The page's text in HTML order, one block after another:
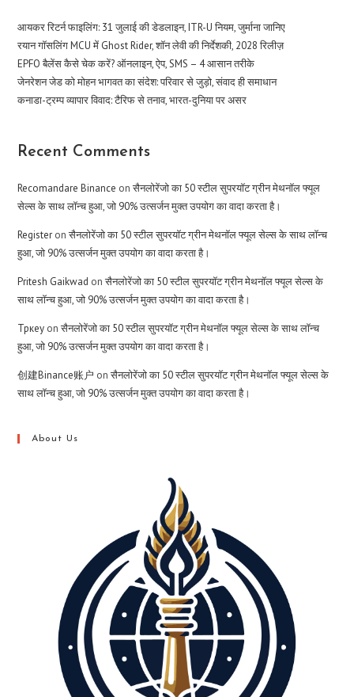
आयकर रिटर्न फाइलिंग: 31 जुलाई की डेडलाइन, ITR-U नियम, जुर्माना जानिए
रयान गॉसलिंग MCU में Ghost Rider, शॉन लेवी की निर्देशकी, 2028 रिलीज़
EPFO बैलेंस कैसे चेक करें? ऑनलाइन, ऐप, SMS – 4 आसान तरीके
जेनरेशन जेड को मोहन भागवत का संदेश: परिवार से जुड़ो, संवाद ही समाधान
कनाडा-ट्रम्प व्यापार विवाद: टैरिफ से तनाव, भारत-दुनिया पर असर
Recent Comments
Recomandare Binance onसैनलोरेंजो का 50 स्टील सुपरयॉट ग्रीन मेथनॉल फ्यूल
सेल्स के साथ लॉन्च हुआ, जो 90% उत्सर्जन मुक्त उपयोग का वादा करता है।
Register onसैनलोरेंजो का 50 स्टील सुपरयॉट ग्रीन मेथनॉल फ्यूल सेल्स के साथ लॉन्च
हुआ, जो 90% उत्सर्जन मुक्त उपयोग का वादा करता है।
Pritesh Gaikwad onसैनलोरेंजो का 50 स्टील सुपरयॉट ग्रीन मेथनॉल फ्यूल सेल्स के
साथ लॉन्च हुआ, जो 90% उत्सर्जन मुक्त उपयोग का वादा करता है।
Тркеу onसैनलोरेंजो का 50 स्टील सुपरयॉट ग्रीन मेथनॉल फ्यूल सेल्स के साथ लॉन्च
हुआ, जो 90% उत्सर्जन मुक्त उपयोग का वादा करता है।
创建Binance账户 onसैनलोरेंजो का 50 स्टील सुपरयॉट ग्रीन मेथनॉल फ्यूल सेल्स के
साथ लॉन्च हुआ, जो 90% उत्सर्जन मुक्त उपयोग का वादा करता है।
About Us